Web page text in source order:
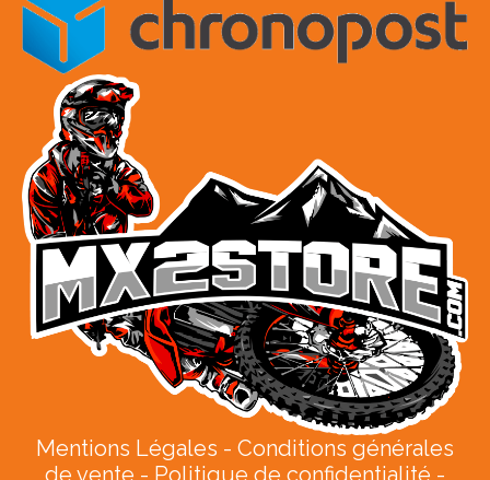
Mentions Légales
Conditions générales
de vente
Politique de confidentialité